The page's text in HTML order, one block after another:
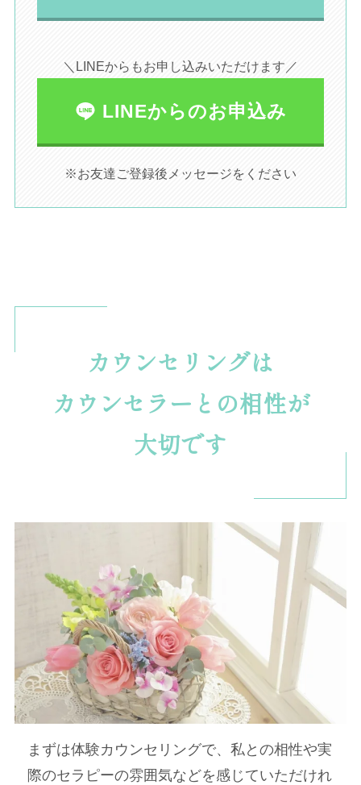
＼LINEからもお申し込みいただけます／
LINEからのお申込み
※お友達ご登録後メッセージをください
カウンセリングは
カウンセラーとの相性が
大切です
まずは体験カウンセリングで、私との相性や実
際のセラピーの雰囲気などを感じていただけれ